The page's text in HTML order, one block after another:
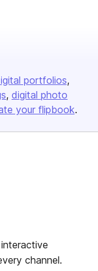
portfolios
digital photo
your flipbook.
channel.